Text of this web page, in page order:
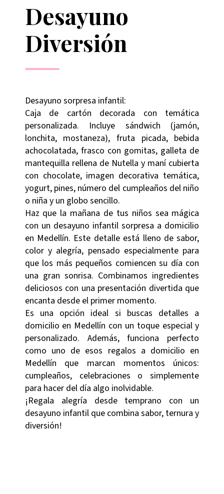
Desayuno
Diversión
Desayuno sorpresa infantil:
Caja de cartón decorada con temática
personalizada. Incluye sándwich (jamón,
lonchita, mostaneza), fruta picada, bebida
achocolatada, frasco con gomitas, galleta de
mantequilla rellena de Nutella y maní cubierta
con chocolate, imagen decorativa temática,
yogurt, pines, número del cumpleaños del niño
o niña y un globo sencillo.
Haz que la mañana de tus niños sea mágica
con un desayuno infantil sorpresa a domicilio
en Medellín. Este detalle está lleno de sabor,
color y alegría, pensado especialmente para
que los más pequeños comiencen su día con
una gran sonrisa. Combinamos ingredientes
deliciosos con una presentación divertida que
encanta desde el primer momento.
Es una opción ideal si buscas detalles a
domicilio en Medellín con un toque especial y
personalizado. Además, funciona perfecto
como uno de esos regalos a domicilio en
Medellín que marcan momentos únicos:
cumpleaños, celebraciones o simplemente
para hacer del día algo inolvidable.
¡Regala alegría desde temprano con un
desayuno infantil que combina sabor, ternura y
diversión!